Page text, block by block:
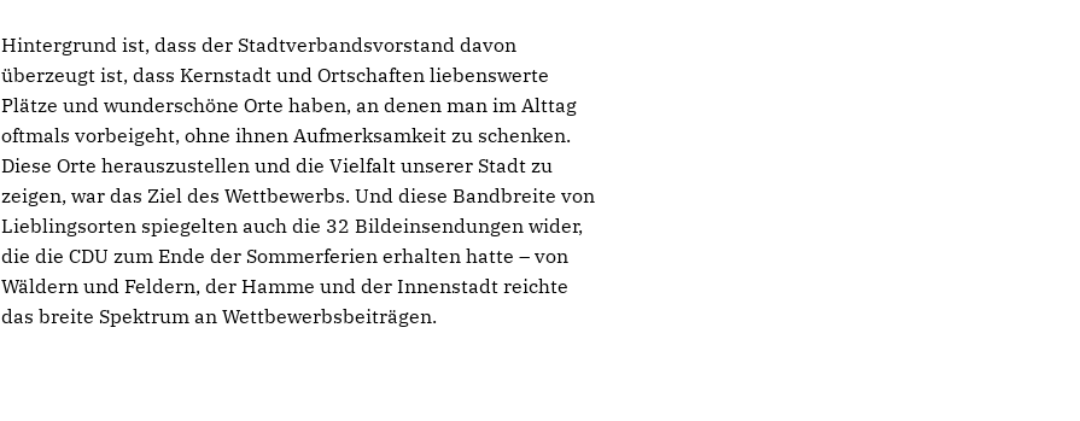
Hintergrund ist, dass der Stadtverbandsvorstand davon
überzeugt ist, dass Kernstadt und Ortschaften liebenswerte
Plätze und wunderschöne Orte haben, an denen man im Alttag
oftmals vorbeigeht, ohne ihnen Aufmerksamkeit zu schenken.
Diese Orte herauszustellen und die Vielfalt unserer Stadt zu
zeigen, war das Ziel des Wettbewerbs. Und diese Bandbreite von
Lieblingsorten spiegelten auch die 32 Bildeinsendungen wider,
die die CDU zum Ende der Sommerferien erhalten hatte – von
Wäldern und Feldern, der Hamme und der Innenstadt reichte
das breite Spektrum an Wettbewerbsbeiträgen.